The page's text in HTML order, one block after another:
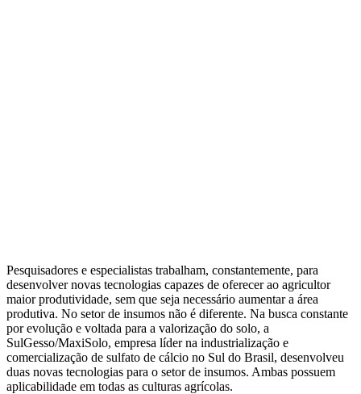
Pesquisadores e especialistas trabalham, constantemente, para
desenvolver novas tecnologias capazes de oferecer ao agricultor
maior produtividade, sem que seja necessário aumentar a área
produtiva. No setor de insumos não é diferente. Na busca constante
por evolução e voltada para a valorização do solo, a
SulGesso/MaxiSolo, empresa líder na industrialização e
comercialização de sulfato de cálcio no Sul do Brasil, desenvolveu
duas novas tecnologias para o setor de insumos. Ambas possuem
aplicabilidade em todas as culturas agrícolas.